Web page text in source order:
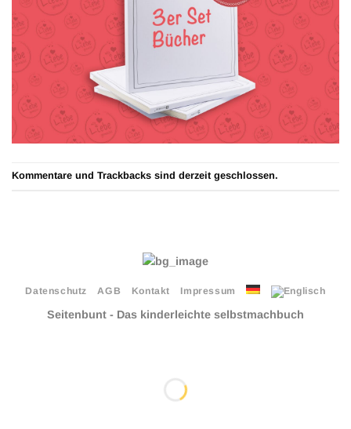
Kommentare und Trackbacks sind derzeit geschlossen.
Datenschutz AGB Kontakt Impressum
Seitenbunt - Das kinderleichte selbstmachbuch